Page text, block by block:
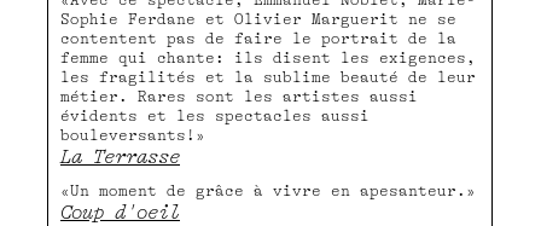
Sophie Ferdane et Olivier Marguerit ne se
contentent pas de faire le portrait de la
femme qui chante: ils disent les exigences,
les fragilités et la sublime beauté de leur
métier. Rares sont les artistes aussi
évidents et les spectacles aussi
bouleversants!»
La Terrasse
«Un moment de grâce à vivre en apesanteur.»
Coup d'oeil